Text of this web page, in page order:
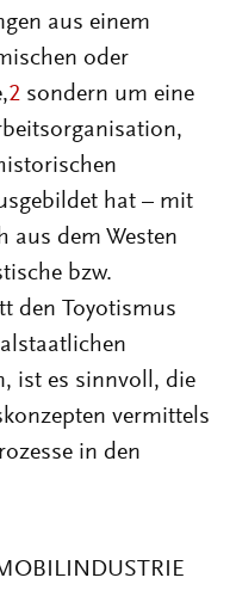
aus einem
oder
2 sondern um eine
hat – mit
aus dem Westen
bzw.
den Toyotismus
ist es sinnvoll, die
vermittels
in den